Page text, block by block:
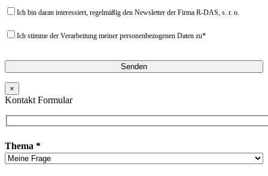
Ich bin daran interessiert, regelmäßig den Newsletter der Firma R-DAS, s. r. o.
Ich stimme der Verarbeitung meiner personenbezogenen Daten zu*
×
Kontakt Formular
Thema *